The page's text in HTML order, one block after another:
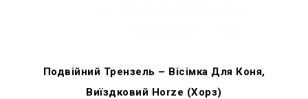
Подвійний Трензель – Вісімка Для Коня,
Виїздковий Horze (Хорз)